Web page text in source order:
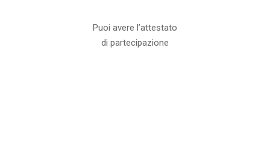
Puoi avere l’attestato
di partecipazione